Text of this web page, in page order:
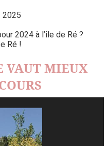
2025
2024 à l’île de Ré ?
Ré !
VAUT MIEUX